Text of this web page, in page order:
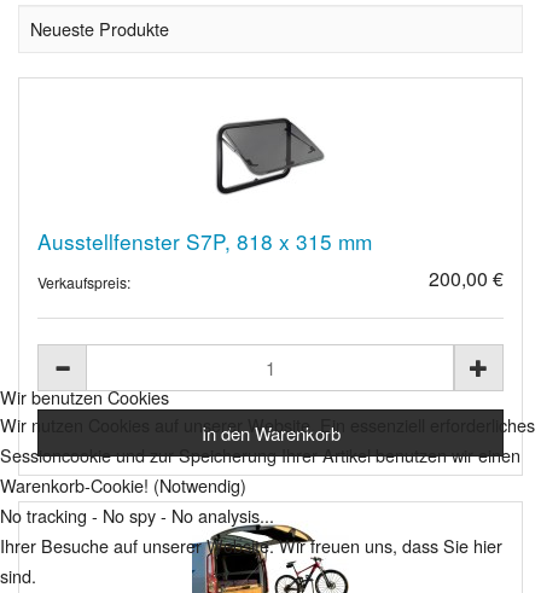
Neueste Produkte
Ausstellfenster S7P, 818 x 315 mm
Verkaufspreis: 200,00 €
Wir benutzen Cookies
Wir nutzen Cookies auf unserer Website. Ein essenziell erforderliches
Sessioncookie und zur Speicherung Ihrer Artikel benutzen wir einen
Warenkorb-Cookie! (Notwendig)
No tracking - No spy - No analysis...
Ihrer Besuche auf unserer Website. Wir freuen uns, dass Sie hier
sind.